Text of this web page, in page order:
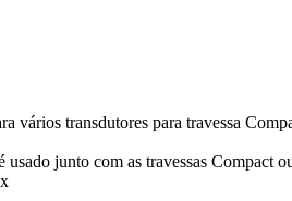
vários transdutores para travessa
usado junto com as travessas Compact